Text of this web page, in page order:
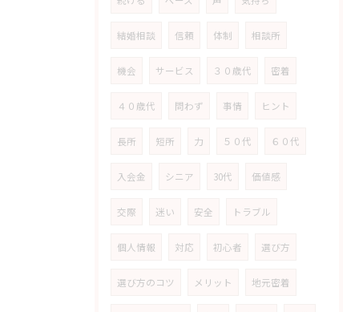
結婚相談 信頼 体制 相談所
機会 サービス ３０歳代 密着
４０歳代 問わず 事情 ヒント
長所 短所 力 ５０代 ６０代
入会金 シニア 30代 価値感
交際 迷い 安全 トラブル
個人情報 対応 初心者 選び方
選び方のコツ メリット 地元密着